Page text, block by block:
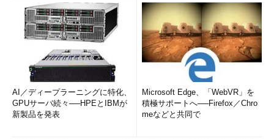
AI／ディープラーニングに特化、
GPUサーバ続々──HPEとIBMが
新製品を発表
Microsoft Edge、「WebVR」を
積極サポートへ──Firefox／Chro
meなどと共同で